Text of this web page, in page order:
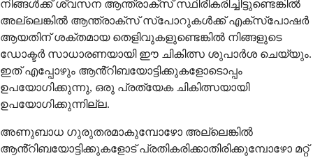
നിങ്ങൾക്ക് ശ്വസന ആന്ത്രാക്സ് സ്ഥിരീകരിച്ചിട്ടുണ്ടെങ്കിൽ
അല്ലെങ്കിൽ ആന്ത്രാക്സ് സ്പോറുകൾക്ക് എക്സ്പോഷർ
ആയതിന് ശക്തമായ തെളിവുകളുണ്ടെങ്കിൽ നിങ്ങളുടെ
ഡോക്ടർ സാധാരണയായി ഈ ചികിത്സ ശുപാർശ ചെയ്യും.
ഇത് എപ്പോഴും ആൻ്റിബയോട്ടിക്കുകളോടൊപ്പം
ഉപയോഗിക്കുന്നു, ഒരു പ്രത്യേക ചികിത്സയായി
ഉപയോഗിക്കുന്നില്ല.
അണുബാധ ഗുരുതരമാകുമ്പോഴോ അല്ലെങ്കിൽ
ആൻ്റിബയോട്ടിക്കുകളോട് പ്രതികരിക്കാതിരിക്കുമ്പോഴോ മറ്റ്